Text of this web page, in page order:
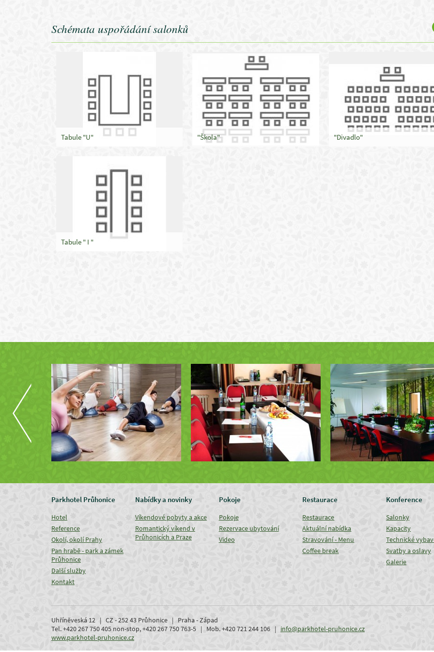
Schémata uspořádání salonků
Tabule "U" "Škola" "Divadlo"
Tabule " I "
Parkhotel Průhonice
Hotel
Reference
Okolí, okolí Prahy
Pan hrabě - park a zámek
Průhonice
Další služby
Kontakt
Nabídky a novinky
Víkendové pobyty a akce
Romantický víkend v
Průhonicích a Praze
Pokoje
Pokoje
Rezervace ubytování
Video
Restaurace
Restaurace
Aktuální nabídka
Stravování - Menu
Coffee break
Konference
Salonky
Kapacity
Technické
Svatby a oslavy
Galerie
Uhříněveská 12 | CZ - 252 43 Průhonice | Praha - Západ
Tel. +420 267 750 405 non-stop, +420 267 750 763-5 | Mob. +420 721 244 106 | info@parkhotel-pruhonice.cz
www.parkhotel-pruhonice.cz